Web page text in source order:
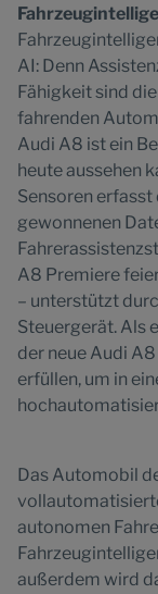
AI: Denn
Fähigkeit sind
fahrenden
Audi A8 ist ein
heute aussehen
Sensoren erfasst
gewonnenen
A8 Premiere
– unterstützt
Steuergerät. Als
der neue Audi
erfüllen, um in
Das Automobil
autonomen
außerdem wird